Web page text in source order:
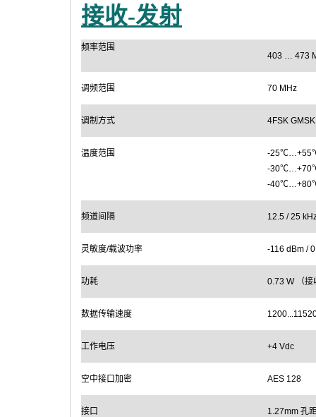
接收-发射
频率范围
403 … 473
调频范围 70 MHz
调制方式 4FSK GMSK
温度范围
-25℃…+55℃
-
-
频道间隔 12.5 / 25
灵敏度/载波功率 -116 dBm /
功耗 0.73 W （接
数据传输速度
工作电压 +4 Vdc
空中接口加密 AES 128
接口 1.27mm 孔